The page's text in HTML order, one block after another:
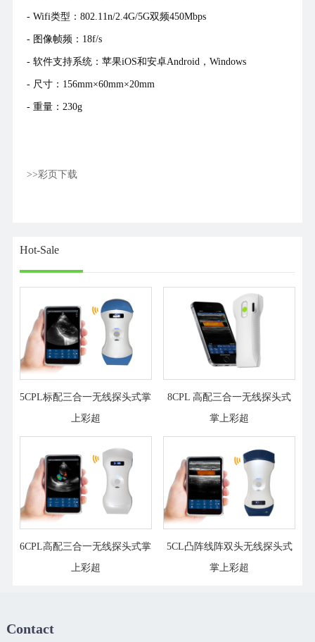
- Wifi类型：802.11n/2.4G/5G双频450Mbps
- 图像帧频：18f/s
- 软件支持系统：苹果iOS和安卓Android，Windows
- 尺寸：156mm×60mm×20mm
- 重量：230g
>>彩页下载
Hot-Sale
5CPL标配三合一无线探头式掌
上彩超
8CPL 高配三合一无线探头式
掌上彩超
6CPL高配三合一无线探头式掌
上彩超
5CL凸阵线阵双头无线探头式
掌上彩超
Contact